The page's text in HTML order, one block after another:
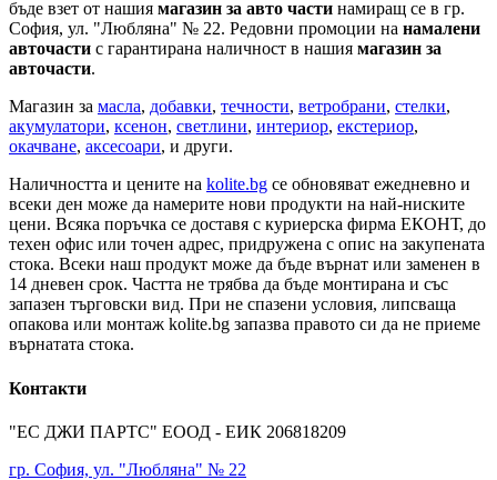
бъде взет от нашия магазин за авто части намиращ се в гр.
София, ул. "Любляна" № 22. Редовни промоции на намалени
авточасти с гарантирана наличност в нашия магазин за
авточасти.
Магазин за масла, добавки, течности, ветробрани, стелки,
акумулатори, ксенон, светлини, интериор, екстериор,
окачване, аксесоари, и други.
Наличността и цените на kolite.bg се обновяват ежедневно и
всеки ден може да намерите нови продукти на най-ниските
цени. Всяка поръчка се доставя с куриерска фирма ЕКОНТ, до
техен офис или точен адрес, придружена с опис на закупената
стока. Всеки наш продукт може да бъде върнат или заменен в
14 дневен срок. Частта не трябва да бъде монтирана и със
запазен търговски вид. При не спазени условия, липсваща
опакова или монтаж kolite.bg запазва правото си да не приеме
върнатата стока.
Контакти
"ЕС ДЖИ ПАРТС" ЕООД - ЕИК 206818209
гр. София, ул. "Любляна" № 22